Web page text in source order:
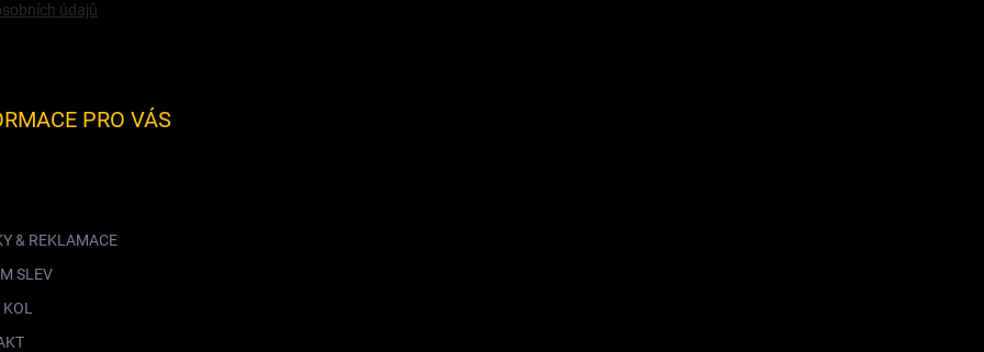
údajů
PRO VÁS
& REKLAMACE
SLEV